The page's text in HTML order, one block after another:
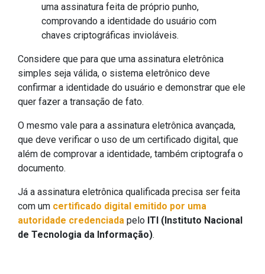
uma assinatura feita de próprio punho,
comprovando a identidade do usuário com
chaves criptográficas invioláveis.
Considere que para que uma assinatura eletrônica
simples seja válida, o sistema eletrônico deve
confirmar a identidade do usuário e demonstrar que ele
quer fazer a transação de fato.
O mesmo vale para a assinatura eletrônica avançada,
que deve verificar o uso de um certificado digital, que
além de comprovar a identidade, também criptografa o
documento.
Já a assinatura eletrônica qualificada precisa ser feita
com um certificado digital emitido por uma
autoridade credenciada pelo ITI (Instituto Nacional
de Tecnologia da Informação).